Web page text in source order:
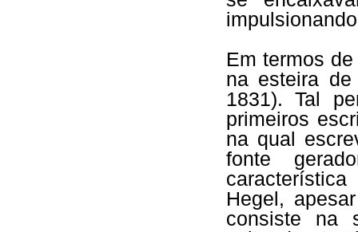
Em termos
na esteira de
1831). Tal
primeiros
na qual
fonte
Hegel,
consiste na